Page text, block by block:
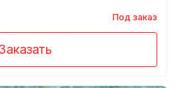
Под заказ